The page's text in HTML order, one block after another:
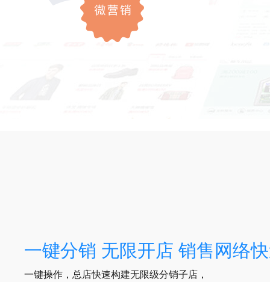
一键分销 无限开店 销售网络
一键操作，总店快速构建无限级分销子店，